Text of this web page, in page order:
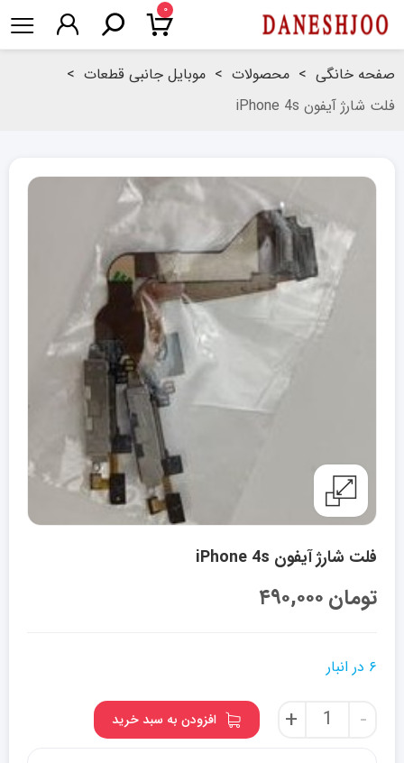
۰
صفحه خانگی > محصولات > موبایل جانبی قطعات >
فلت شارژ آیفون iPhone 4s
فلت شارژ آیفون iPhone 4s
۴۹۰,۰۰۰تومان
۶ در انبار
-
فلت
شارژ
+ افزودن به سبد خرید